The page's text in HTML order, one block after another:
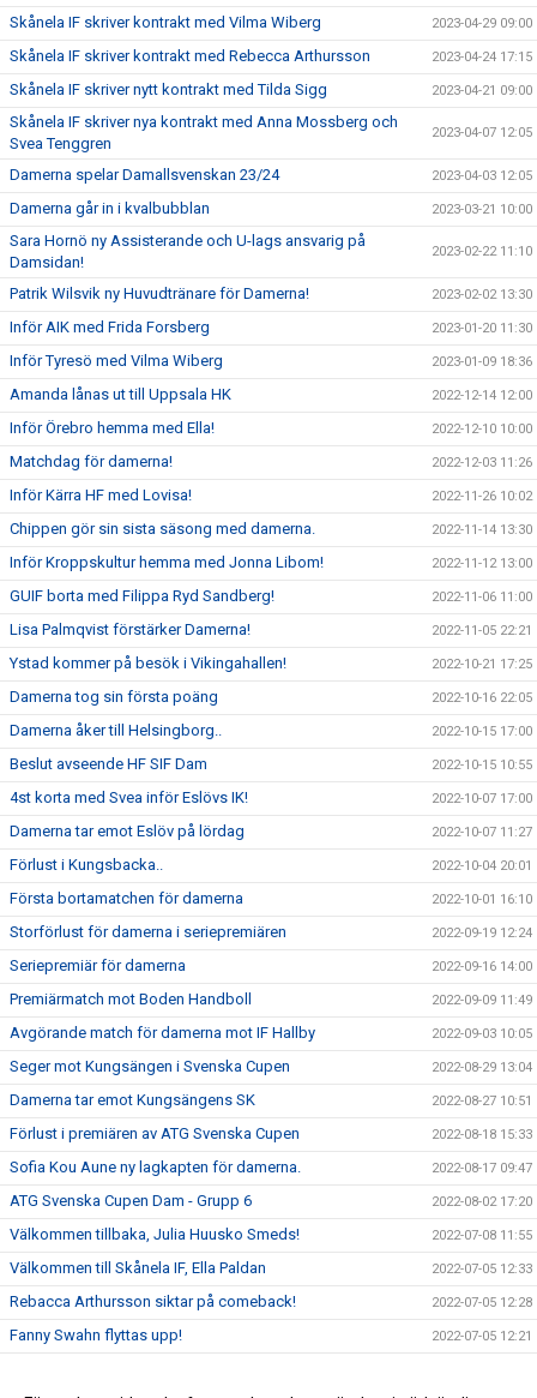
Skånela IF skriver kontrakt med Vilma Wiberg 2023-04-29 09:00
Skånela IF skriver kontrakt med Rebecca Arthursson 2023-04-24 17:15
Skånela IF skriver nytt kontrakt med Tilda Sigg 2023-04-21 09:00
Skånela IF skriver nya kontrakt med Anna Mossberg och
Svea Tenggren
2023-04-07 12:05
Damerna spelar Damallsvenskan 23/24 2023-04-03 12:05
Damerna går in i kvalbubblan 2023-03-21 10:00
Sara Hornö ny Assisterande och U-lags ansvarig på
Damsidan!
2023-02-22 11:10
Patrik Wilsvik ny Huvudtränare för Damerna! 2023-02-02 13:30
Inför AIK med Frida Forsberg 2023-01-20 11:30
Inför Tyresö med Vilma Wiberg 2023-01-09 18:36
Amanda lånas ut till Uppsala HK 2022-12-14 12:00
Inför Örebro hemma med Ella! 2022-12-10 10:00
Matchdag för damerna! 2022-12-03 11:26
Inför Kärra HF med Lovisa! 2022-11-26 10:02
Chippen gör sin sista säsong med damerna. 2022-11-14 13:30
Inför Kroppskultur hemma med Jonna Libom! 2022-11-12 13:00
GUIF borta med Filippa Ryd Sandberg! 2022-11-06 11:00
Lisa Palmqvist förstärker Damerna! 2022-11-05 22:21
Ystad kommer på besök i Vikingahallen! 2022-10-21 17:25
Damerna tog sin första poäng 2022-10-16 22:05
Damerna åker till Helsingborg.. 2022-10-15 17:00
Beslut avseende HF SIF Dam 2022-10-15 10:55
4st korta med Svea inför Eslövs IK! 2022-10-07 17:00
Damerna tar emot Eslöv på lördag 2022-10-07 11:27
Förlust i Kungsbacka.. 2022-10-04 20:01
Första bortamatchen för damerna 2022-10-01 16:10
Storförlust för damerna i seriepremiären 2022-09-19 12:24
Seriepremiär för damerna 2022-09-16 14:00
Premiärmatch mot Boden Handboll 2022-09-09 11:49
Avgörande match för damerna mot IF Hallby 2022-09-03 10:05
Seger mot Kungsängen i Svenska Cupen 2022-08-29 13:04
Damerna tar emot Kungsängens SK 2022-08-27 10:51
Förlust i premiären av ATG Svenska Cupen 2022-08-18 15:33
Sofia Kou Aune ny lagkapten för damerna. 2022-08-17 09:47
ATG Svenska Cupen Dam - Grupp 6 2022-08-02 17:20
Välkommen tillbaka, Julia Huusko Smeds! 2022-07-08 11:55
Välkommen till Skånela IF, Ella Paldan 2022-07-05 12:33
Rebacca Arthursson siktar på comeback! 2022-07-05 12:28
Fanny Swahn flyttas upp! 2022-07-05 12:21